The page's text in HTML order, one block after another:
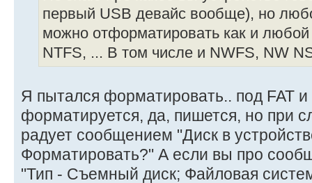
первый USB девайс вообще), но
можно отформатировать как и любой
NTFS, ... В том числе и NWFS, NW
Я пытался форматировать.. под FAT и
форматируется, да, пишется, но при
радует сообщением "Диск в
Форматировать?" А если вы про
"Тип - Съемный диск; Файловая